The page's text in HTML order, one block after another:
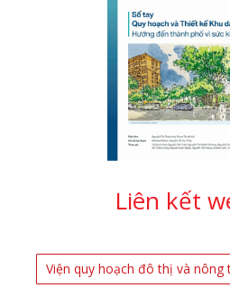
Liên kết
Viện quy hoạch đô thị và nông